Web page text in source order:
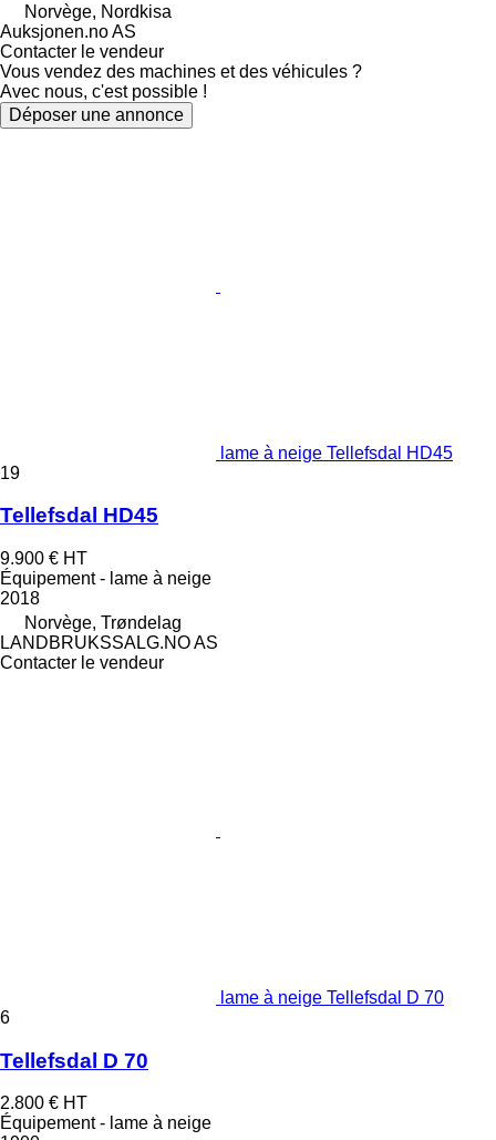
Norvège, Nordkisa
Auksjonen.no AS
Contacter le vendeur
Vous vendez des machines et des véhicules ?
Avec nous, c'est possible !
Déposer une annonce
lame à neige Tellefsdal HD45
19
Tellefsdal HD45
9.900 € HT
Équipement - lame à neige
2018
Norvège, Trøndelag
LANDBRUKSSALG.NO AS
Contacter le vendeur
lame à neige Tellefsdal D 70
6
Tellefsdal D 70
2.800 € HT
Équipement - lame à neige